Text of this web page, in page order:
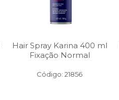
Hair Spray Karina 400 ml
Fixação Normal
Código: 21856